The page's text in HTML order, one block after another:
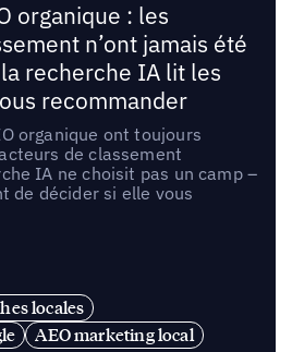
organique : les
n’ont jamais été
recherche IA lit les
recommander
organique ont toujours
de classement
IA ne choisit pas un camp –
de décider si elle vous
locales
AEO marketing local